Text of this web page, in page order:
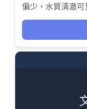
偏少，水質清澈可
友。保齡球館環
造多元娛樂體驗